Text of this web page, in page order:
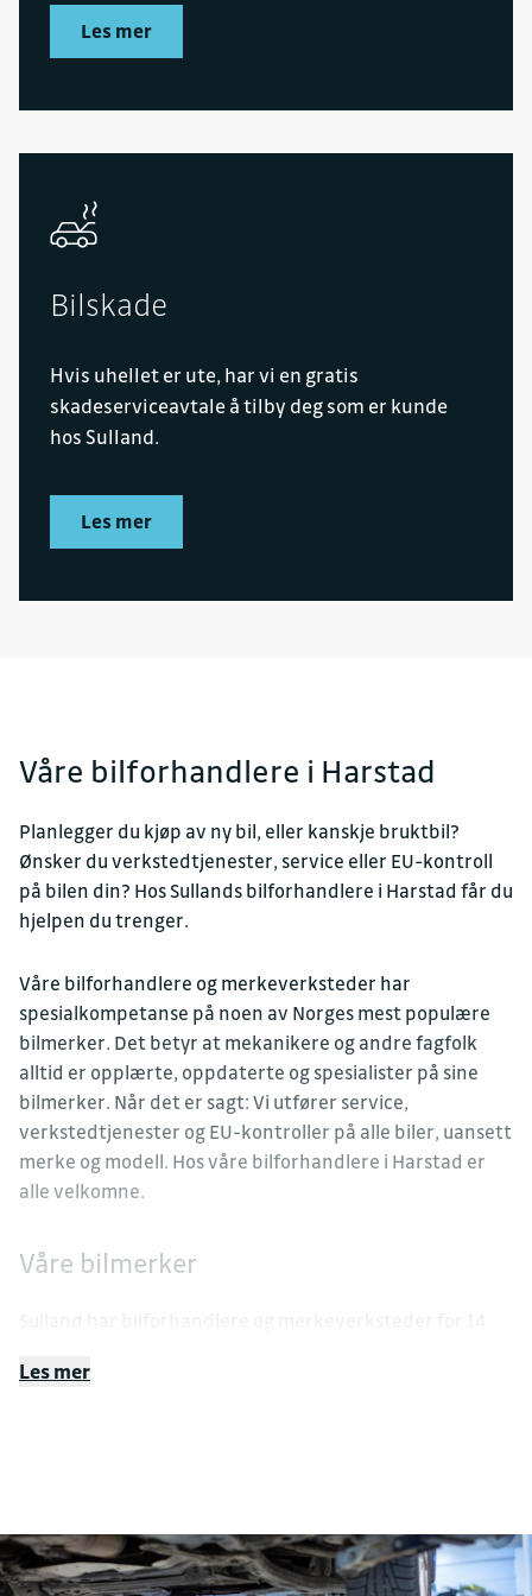
Les mer
Bilskade
Hvis uhellet er ute, har vi en gratis
skadeserviceavtale å tilby deg som er kunde
hos Sulland.
Les mer
Våre bilforhandlere i Harstad
Planlegger du kjøp av ny bil, eller kanskje bruktbil?
Ønsker du verkstedtjenester, service eller EU-kontroll
på bilen din? Hos Sullands bilforhandlere i Harstad får du
hjelpen du trenger.
Våre bilforhandlere og merkeverksteder har
spesialkompetanse på noen av Norges mest populære
bilmerker. Det betyr at mekanikere og andre fagfolk
alltid er opplærte, oppdaterte og spesialister på sine
bilmerker. Når det er sagt: Vi utfører service,
verkstedtjenester og EU-kontroller på alle biler, uansett
merke og modell. Hos våre bilforhandlere i Harstad er
alle velkomne.
Våre bilmerker
VOYAH
Les mer